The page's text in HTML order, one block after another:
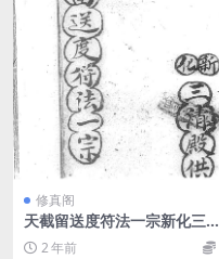
修真阁
天截留送度符法一宗新化三清
殿供2 年前